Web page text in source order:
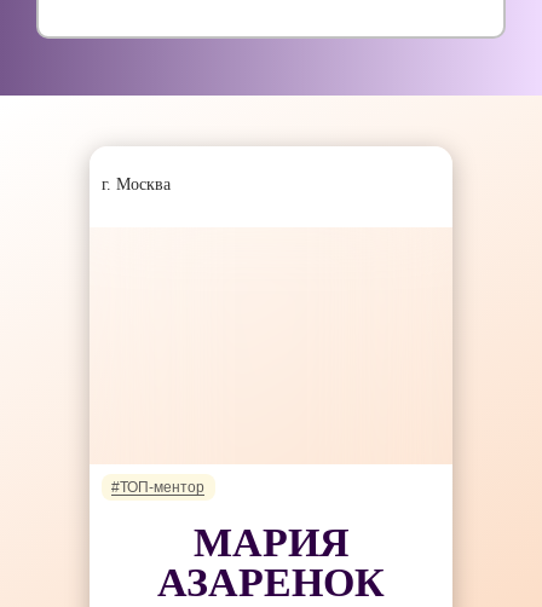
г. Москва
#ТОП-ментор
МАРИЯ
АЗАРЕНОК